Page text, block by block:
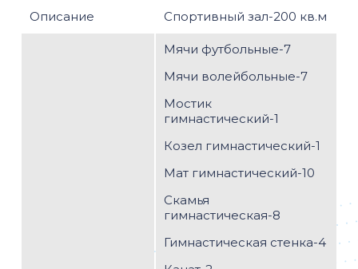
-Комплект микропрепаратов
биология проф. уровень-1;
-Комплект ботанических моделей
демонстрационные-1;
-Комплект анатомических моделей -1.
Полный список оборудования
Описание Спортивный зал-200 кв.м
Мячи футбольные-7
Мячи волейбольные-7
Мостик
гимнастический-1
Козел гимнастический-1
Мат гимнастический-10
Скамья
гимнастическая-8
Гимнастическая стенка-4